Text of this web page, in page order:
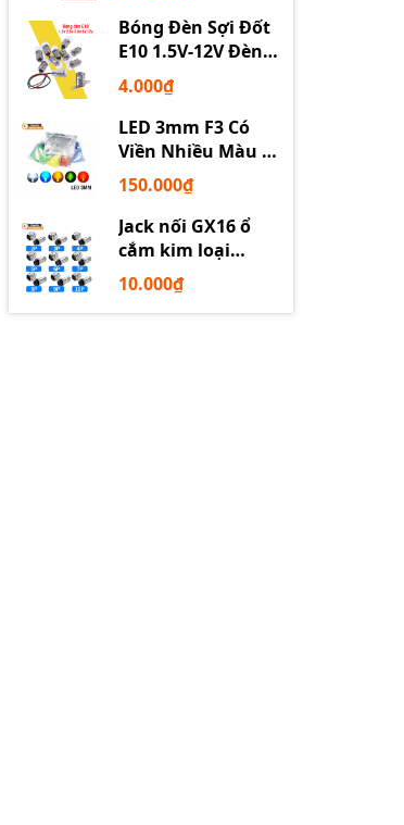
Bóng Đèn Sợi Đốt
E10 1.5V-12V Đèn
Thí Nghiệm STEM
4.000₫
LED 3mm F3 Có
Viền Nhiều Màu –
Trắng Đỏ Xanh
Dương Lục Vàng
150.000₫
Jack nối GX16 ổ
cắm kim loại
2/3/4/5/6P chuyên
dụng
10.000₫